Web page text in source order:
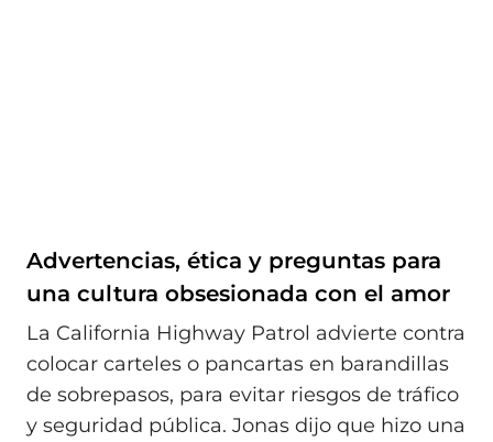
Advertencias, ética y preguntas para
una cultura obsesionada con el amor
La California Highway Patrol advierte contra
colocar carteles o pancartas en barandillas
de sobrepasos, para evitar riesgos de tráfico
y seguridad pública. Jonas dijo que hizo una